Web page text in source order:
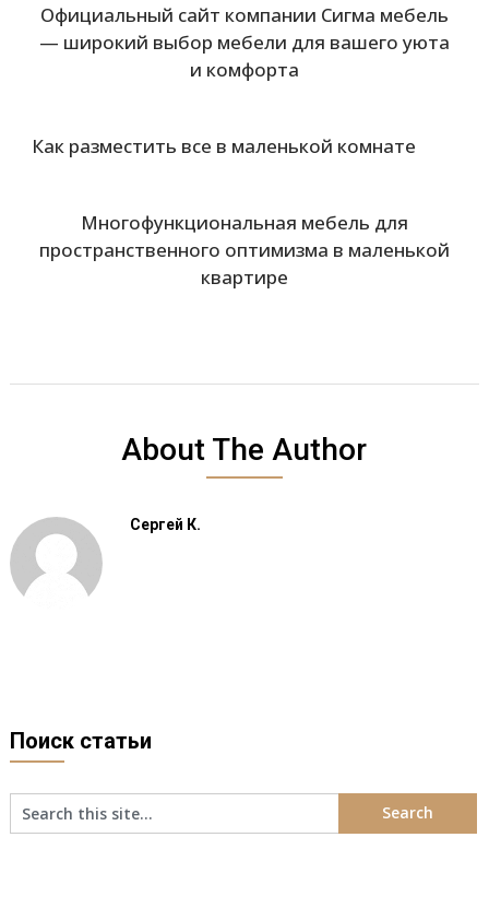
Официальный сайт компании Сигма мебель
— широкий выбор мебели для вашего уюта
и комфорта
Как разместить все в маленькой комнате
Многофункциональная мебель для
пространственного оптимизма в маленькой
квартире
About The Author
Сергей К.
Поиск статьи